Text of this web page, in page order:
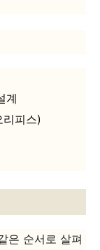
계
피스)
은 순서로 살펴